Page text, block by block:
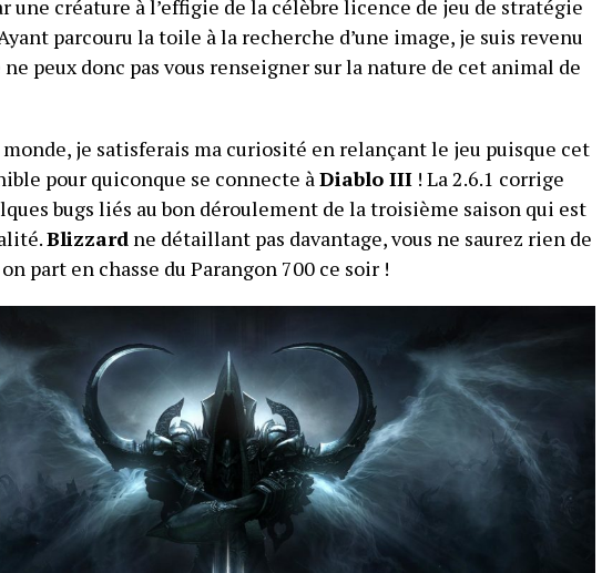
une créature à l’effigie de la célèbre licence de jeu de stratégie
parcouru la toile à la recherche d’une image, je suis revenu
peux donc pas vous renseigner sur la nature de cet animal de
je satisferais ma curiosité en relançant le jeu puisque cet
pour quiconque se connecte àDiablo III ! La 2.6.1 corrige
bugs liés au bon déroulement de la troisième saison qui est
Blizzard ne détaillant pas davantage, vous ne saurez rien de
part en chasse du Parangon 700 ce soir !